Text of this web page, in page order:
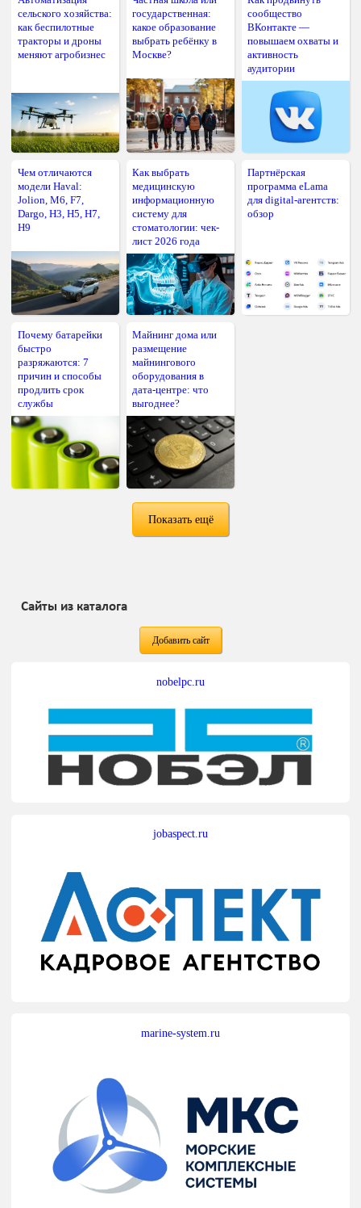
сельского хозяйства:
как беспилотные
тракторы и дроны
меняют агробизнес
государственная:
какое образование
выбрать ребёнку в
Москве?
сообщество
ВКонтакте —
повышаем охваты и
активность
аудитории
Чем отличаются
модели Haval:
Jolion, M6, F7,
Dargo, H3, H5, H7,
H9
Как выбрать
медицинскую
информационную
систему для
стоматологии: чек-
лист 2026 года
Партнёрская
программа eLama
для digital-агентств:
обзор
Почему батарейки
быстро
разряжаются: 7
причин и способы
продлить срок
службы
Майнинг дома или
размещение
майнингового
оборудования в
дата-центре: что
выгоднее?
Показать ещё
Сайты из каталога
Добавить сайт
nobelpc.ru
jobaspect.ru
marine-system.ru